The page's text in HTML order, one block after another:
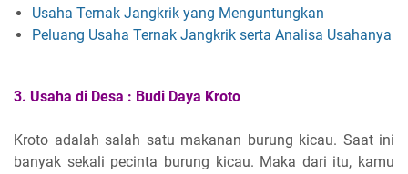
Usaha Ternak Jangkrik yang Menguntungkan
Peluang Usaha Ternak Jangkrik serta Analisa Usahanya
3. Usaha di Desa : Budi Daya Kroto
Kroto adalah salah satu makanan burung kicau. Saat ini
banyak sekali pecinta burung kicau. Maka dari itu, kamu